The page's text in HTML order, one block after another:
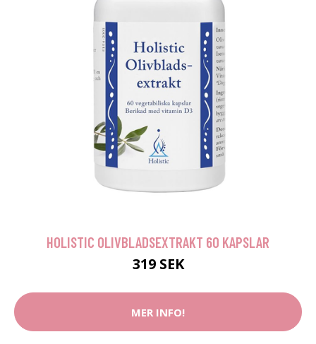
HOLISTIC OLIVBLADSEXTRAKT 60 KAPSLAR
319 SEK
MER INFO!